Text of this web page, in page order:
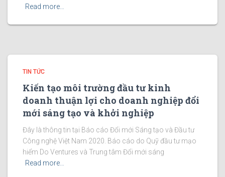
Read more…
TIN TỨC
Kiến tạo môi trường đầu tư kinh
doanh thuận lợi cho doanh nghiệp đổi
mới sáng tạo và khởi nghiệp
Đây là thông tin tại Báo cáo Đổi mới Sáng tạo và Đầu tư
Công nghệ Việt Nam 2020. Báo cáo do Quỹ đầu tư mạo
hiểm Do Ventures và Trung tâm Đổi mới sáng
Read more…